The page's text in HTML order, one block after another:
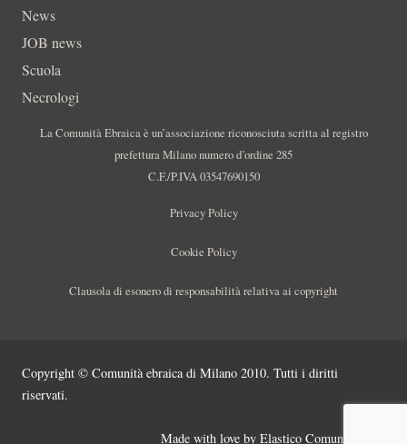
News
JOB news
Scuola
Necrologi
La Comunità Ebraica è un’associazione riconosciuta scritta al registro
prefettura Milano numero d’ordine 285
C.F./P.IVA 03547690150
Privacy Policy
Cookie Policy
Clausola di esonero di responsabilità relativa ai copyright
Copyright © Comunità ebraica di Milano 2010. Tutti i diritti
riservati.
Made with love by Elastico Comunicazione